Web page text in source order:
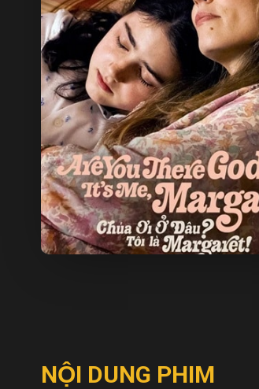
NỘI DUNG PHIM